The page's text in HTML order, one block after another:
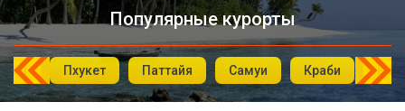
Популярные курорты
Пхукет Паттайя Самуи Краби Као
Подборки отелей
Турция
Таиланд